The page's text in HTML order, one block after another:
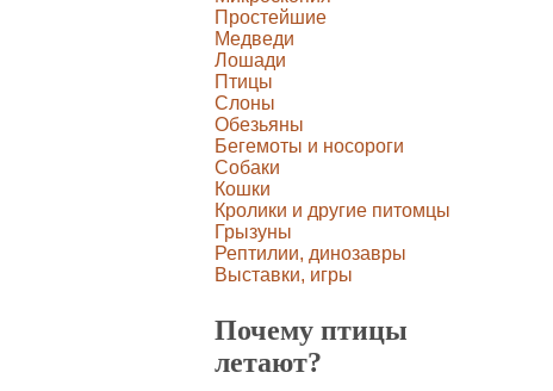
Простейшие
Медведи
Лошади
Птицы
Слоны
Обезьяны
Бегемоты и носороги
Собаки
Кошки
Кролики и другие питомцы
Грызуны
Рептилии, динозавры
Выставки, игры
Почему птицы
летают?